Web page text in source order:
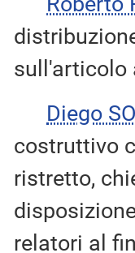
sull'articolo
Diego
costruttivo
ristretto,
relatori al